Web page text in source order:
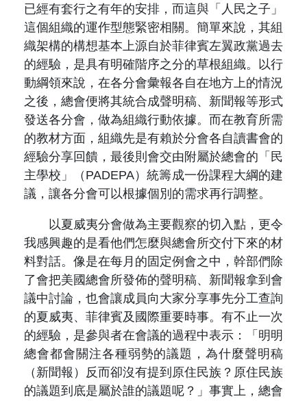
已經有套行之有年的安排，而這與「人民之子」
這個組織的運作型態緊密相關。簡單來說，其組
織架構的構想基本上源自於菲律賓左翼政黨過去
的經驗，是具有明確階序之分的草根組織。以行
動綱領來說，在各分會彙報各自在地方上的情況
之後，總會便將其統合成聲明稿、新聞報等形式
發送各分會，做為組織行動依據。而在教育所需
的教材方面，組織先是有賴於分會各自讀書會的
經驗分享回饋，最後則會交由附屬於總會的「民
主學校」（PADEPA）統籌成一份課程大綱的建
議，讓各分會可以根據個別的需求再行調整。
以夏威夷分會做為主要觀察的切入點，更令
我感興趣的是看他們怎麼與總會所交付下來的材
料對話。像是在每月的固定例會之中，幹部們除
了會把美國總會所發佈的聲明稿、新聞報拿到會
議中討論，也會讓成員向大家分享事先分工查詢
的夏威夷、菲律賓及國際重要時事。有不止一次
的經驗，是參與者在會議的過程中表示：「明明
總會都會關注各種弱勢的議題，為什麼聲明稿
（新聞報）反而卻沒有提到原住民族？原住民族
的議題到底是屬於誰的議題呢？」事實上，總會